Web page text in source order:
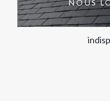
NOUS